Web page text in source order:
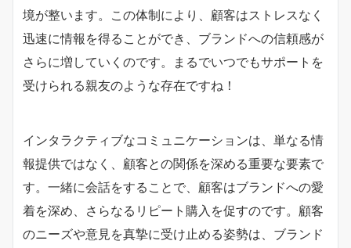
境が整います。この体制により、顧客はストレスなく
迅速に情報を得ることができ、ブランドへの信頼感が
さらに増していくのです。まるでいつでもサポートを
受けられる親友のような存在ですね！
インタラクティブなコミュニケーションは、単なる情
報提供ではなく、顧客との関係を深める重要な要素で
す。一緒に会話をすることで、顧客はブランドへの愛
着を深め、さらなるリピート購入を促すのです。顧客
のニーズや意見を真摯に受け止める姿勢は、ブランド